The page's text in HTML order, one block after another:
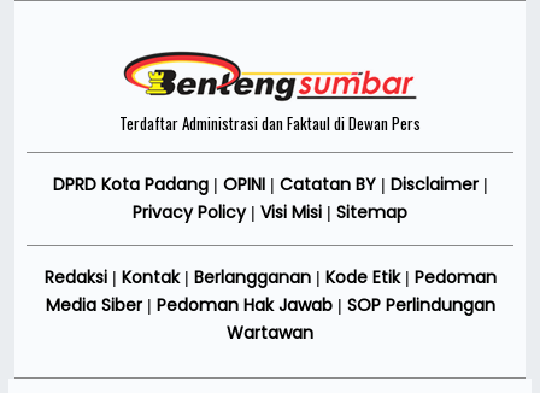
Terdaftar Administrasi dan Faktaul di Dewan Pers
DPRD Kota Padang| OPINI Catatan BY| Disclaimer|
Privacy Policy| Visi Misi Sitemap
Redaksi| Kontak| Berlangganan| Kode Etik| Pedoman
Media Siber| Pedoman Hak Jawab| SOP Perlindungan
Wartawan